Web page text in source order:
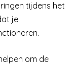
tijdens het
je
om de